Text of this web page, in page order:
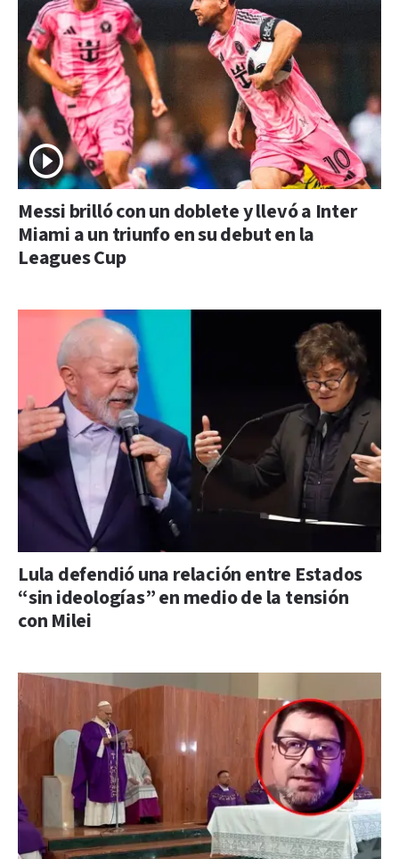
Messi brilló con un doblete y llevó a Inter
Miami a un triunfo en su debut en la
Leagues Cup
Lula defendió una relación entre Estados
“sin ideologías” en medio de la tensión
con Milei